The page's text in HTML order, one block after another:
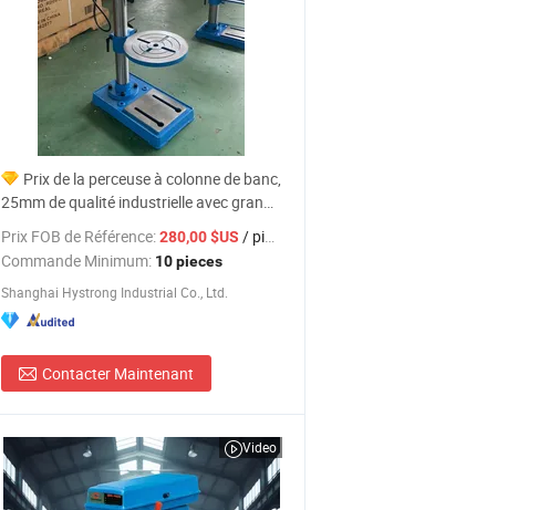
Prix de la perceuse à colonne de banc,
25mm de qualité industrielle avec grande
taille de table
Prix FOB de Référence:280,00 $US / pieces
Commande Minimum: 10 pieces
Shanghai Hystrong Industrial Co., Ltd.
Contacter Maintenant
Video